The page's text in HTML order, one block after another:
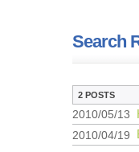
Search
2 POSTS
2010/05/13
2010/04/19